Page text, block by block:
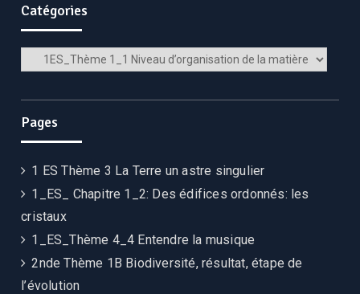
Catégories
Catégories
Pages
1 ES Thème 3 La Terre un astre singulier
1_ES_ Chapitre 1_2: Des édifices ordonnés: les
cristaux
1_ES_Thème 4_4 Entendre la musique
2nde Thème 1B Biodiversité, résultat, étape de
l’évolution